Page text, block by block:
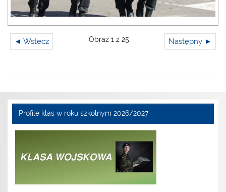
◄ Wstecz Następny ►
Obraz 1 z 25
Profile klas w roku szkolnym 2026/2027